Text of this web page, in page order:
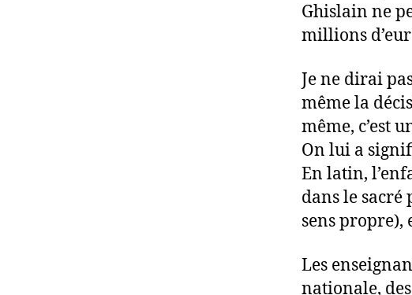
Ghislain ne
millions
Je ne dirai
même la
même, c’est
On lui a
En latin,
dans le sacré
sens propre),
Les
nationale,